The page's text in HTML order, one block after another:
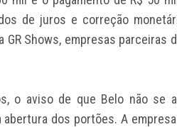
de juros e correção
GR Shows, empresas parceiras
o aviso de que Belo não se
dos portões. A